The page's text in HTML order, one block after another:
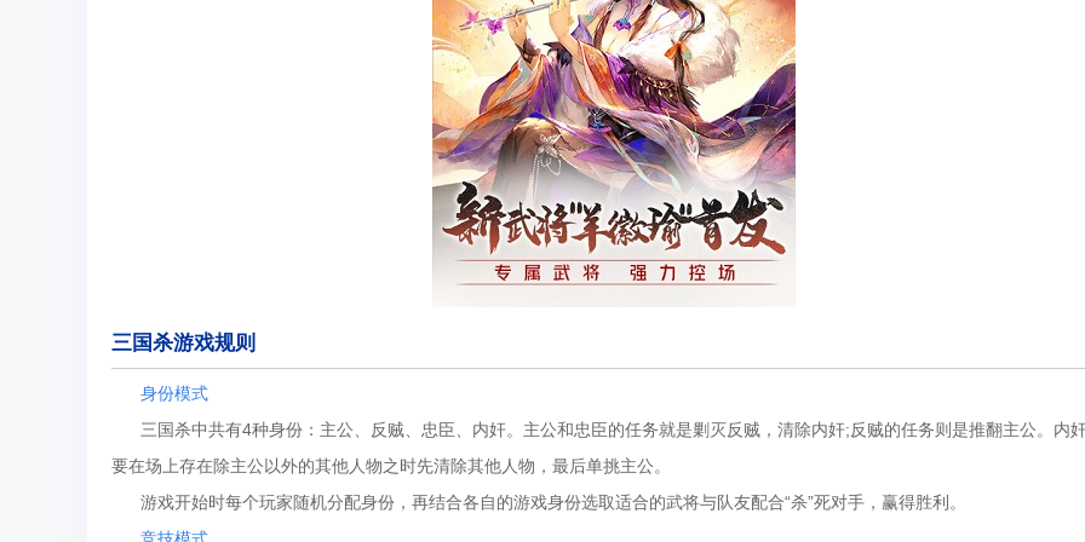
三国杀游戏规则
身份模式
三国杀中共有4种身份：主公、反贼、忠臣、内奸。主公和忠臣的任务就是剿灭反贼，清除内奸;反贼的任务则是推翻主公。内
要在场上存在除主公以外的其他人物之时先清除其他人物，最后单挑主公。
游戏开始时每个玩家随机分配身份，再结合各自的游戏身份选取适合的武将与队友配合“杀”死对手，赢得胜利。